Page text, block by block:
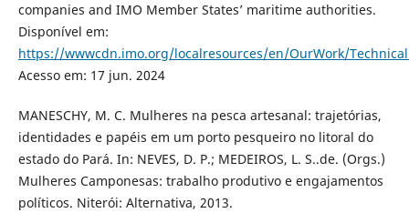
companies and IMO Member States’ maritime authorities.
Disponível em:
https://wwwcdn.imo.org/localresources/en/OurWork/
Acesso em: 17 jun. 2024
MANESCHY, M. C. Mulheres na pesca artesanal: trajetórias,
identidades e papéis em um porto pesqueiro no litoral do
estado do Pará. In: NEVES, D. P.; MEDEIROS, L. S..de. (Orgs.)
Mulheres Camponesas: trabalho produtivo e engajamentos
políticos. Niterói: Alternativa, 2013.